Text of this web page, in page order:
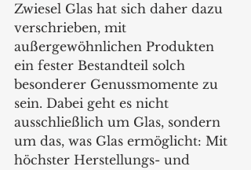
Zwiesel Glas hat sich daher dazu
verschrieben, mit
außergewöhnlichen Produkten
ein fester Bestandteil solch
besonderer Genussmomente zu
sein. Dabei geht es nicht
ausschließlich um Glas, sondern
um das, was Glas ermöglicht: Mit
höchster Herstellungs- und